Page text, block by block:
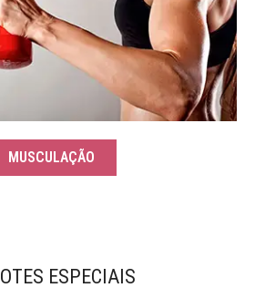
MUSCULAÇÃO
ESPECIAIS